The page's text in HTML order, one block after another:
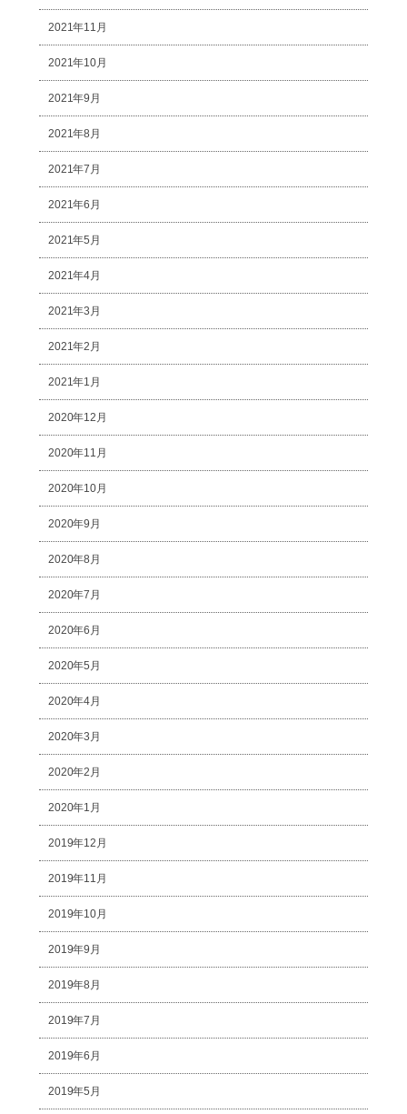
2021年11月
2021年10月
2021年9月
2021年8月
2021年7月
2021年6月
2021年5月
2021年4月
2021年3月
2021年2月
2021年1月
2020年12月
2020年11月
2020年10月
2020年9月
2020年8月
2020年7月
2020年6月
2020年5月
2020年4月
2020年3月
2020年2月
2020年1月
2019年12月
2019年11月
2019年10月
2019年9月
2019年8月
2019年7月
2019年6月
2019年5月